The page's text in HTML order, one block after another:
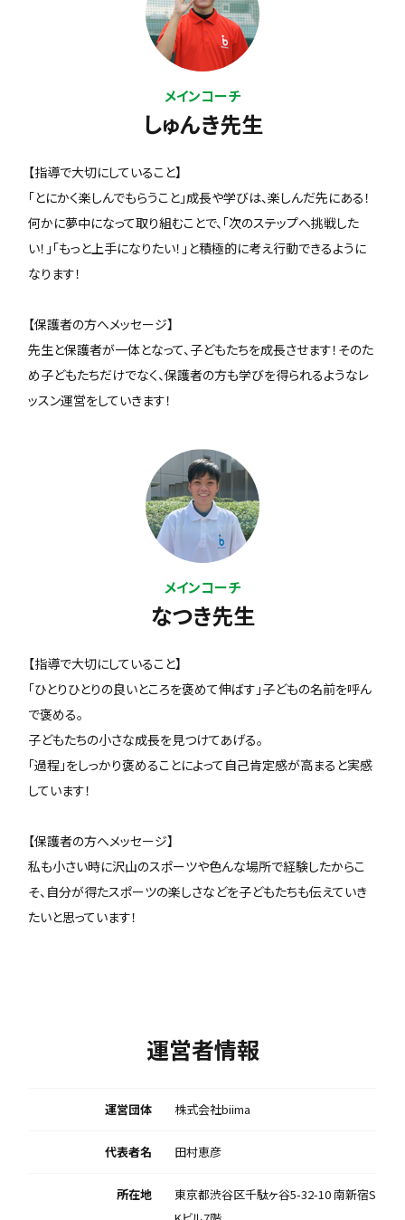
メインコーチ
しゅんき先生
【指導で大切にしていること】
「とにかく楽しんでもらうこと」成長や学びは、楽しんだ先にある！
何かに夢中になって取り組むことで、「次のステップへ挑戦した
い！」「もっと上手になりたい！」と積極的に考え行動できるように
なります！
【保護者の方へメッセージ】
先生と保護者が一体となって、子どもたちを成長させます！そのた
め子どもたちだけでなく、保護者の方も学びを得られるようなレ
ッスン運営をしていきます！
メインコーチ
なつき先生
【指導で大切にしていること】
「ひとりひとりの良いところを褒めて伸ばす」子どもの名前を呼ん
で褒める。
子どもたちの小さな成長を見つけてあげる。
「過程」をしっかり褒めることによって自己肯定感が高まると実感
しています！
【保護者の方へメッセージ】
私も小さい時に沢山のスポーツや色んな場所で経験したからこ
そ、自分が得たスポーツの楽しさなどを子どもたちも伝えていき
たいと思っています！
運営者情報
運営団体 株式会社biima
代表者名 田村恵彦
所在地
東京都渋谷区千駄ヶ谷5-32-10 南新宿S